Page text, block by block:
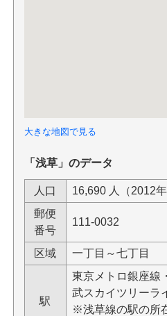
大きな地図で見る
「浅草」のデータ
人口
16,690 人（2012
郵便
番号
111-0032
区域 一丁目～七丁目
駅
東京メトロ銀座線
武スカイツリーラ
※浅草線の駅の所